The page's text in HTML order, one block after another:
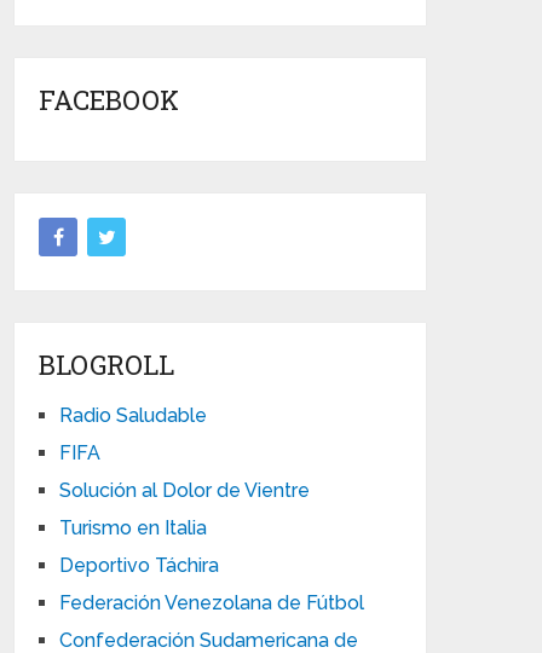
FACEBOOK
BLOGROLL
Radio Saludable
FIFA
Solución al Dolor de Vientre
Turismo en Italia
Deportivo Táchira
Federación Venezolana de Fútbol
Confederación Sudamericana de